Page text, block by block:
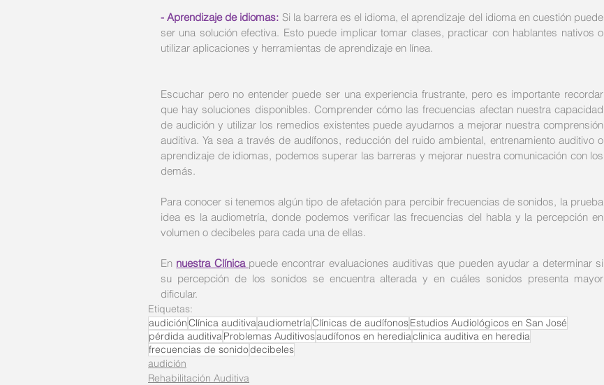
- Aprendizaje de idiomas: Si la barrera es el idioma, el aprendizaje del idioma en cuestión puede
ser una solución efectiva. Esto puede implicar tomar clases, practicar con hablantes nativos o
utilizar aplicaciones y herramientas de aprendizaje en línea.
Escuchar pero no entender puede ser una experiencia frustrante, pero es importante recordar
que hay soluciones disponibles. Comprender cómo las frecuencias afectan nuestra capacidad
de audición y utilizar los remedios existentes puede ayudarnos a mejorar nuestra comprensión
auditiva. Ya sea a través de audífonos, reducción del ruido ambiental, entrenamiento auditivo o
aprendizaje de idiomas, podemos superar las barreras y mejorar nuestra comunicación con los
demás.
Para conocer si tenemos algún tipo de afetación para percibir frecuencias de sonidos, la prueba
idea es la audiometría, donde podemos verificar las frecuencias del habla y la percepción en
volumen o decibeles para cada una de ellas.
En nuestra Clínica puede encontrar evaluaciones auditivas que pueden ayudar a determinar si
su percepción de los sonidos se encuentra alterada y en cuáles sonidos presenta mayor
dificular.
Etiquetas:
audiciónClínica auditivaaudiometríaClínicas de audífonosEstudios Audiológicos en San José
pérdida auditivaProblemas Auditivosaudífonos en herediaclinica auditiva en heredia
frecuencias de sonidodecibeles
audición
Rehabilitación Auditiva